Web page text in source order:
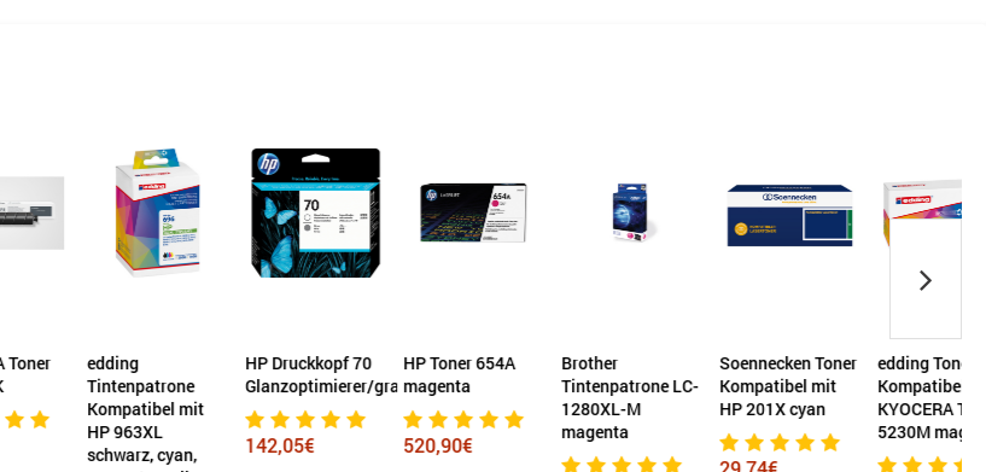
edding
Tintenpatrone
Kompatibel mit
HP 963XL
schwarz, cyan,
HP Druckkopf 70
Glanzoptimierer/grau
142,05€
HP Toner 654A
magenta
520,90€
Brother
Tintenpatrone LC-
1280XL-M
magenta
Soennecken Toner
Kompatibel mit
HP 201X cyan
edding Toner
Kompatibel mit
KYOCERA TK-
5230M magenta